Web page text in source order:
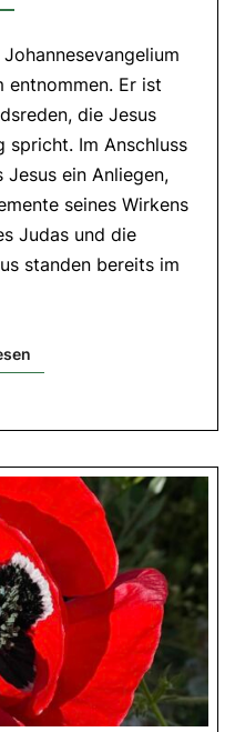
entnommen. Er ist
die Jesus
spricht. Im Anschluss
Jesus ein Anliegen,
seines Wirkens
Judas und die
standen bereits im